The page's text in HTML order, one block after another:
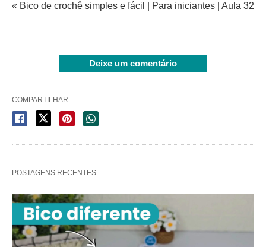
« Bico de crochê simples e fácil | Para iniciantes | Aula 32
Deixe um comentário
COMPARTILHAR
POSTAGENS RECENTES